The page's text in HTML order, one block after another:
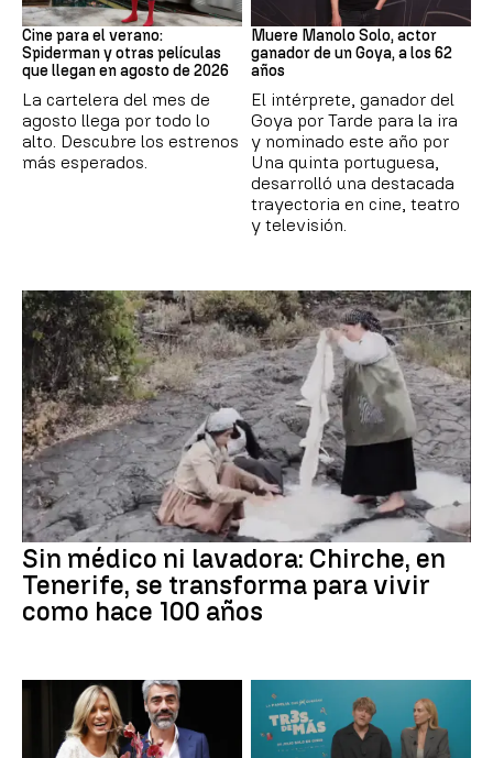
Cine
Cine para el verano:
Spiderman y otras películas
que llegan en agosto de 2026
La cartelera del mes de
agosto llega por todo lo
alto. Descubre los estrenos
más esperados.
Actor
Muere Manolo Solo, actor
ganador de un Goya, a los 62
años
El intérprete, ganador del
Goya por Tarde para la ira
y nominado este año por
Una quinta portuguesa,
desarrolló una destacada
trayectoria en cine, teatro
y televisión.
Sin médico ni lavadora: Chirche, en
Tenerife, se transforma para vivir
como hace 100 años